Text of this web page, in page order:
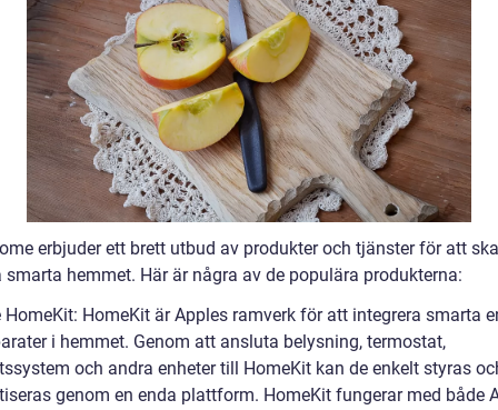
erbjuder ett brett utbud av produkter och tjänster för att
smarta hemmet. Här är några av de populära produkterna:
HomeKit: HomeKit är Apples ramverk för att integrera smarta
i hemmet. Genom att ansluta belysning, termostat,
och andra enheter till HomeKit kan de enkelt styras
genom en enda plattform. HomeKit fungerar med både